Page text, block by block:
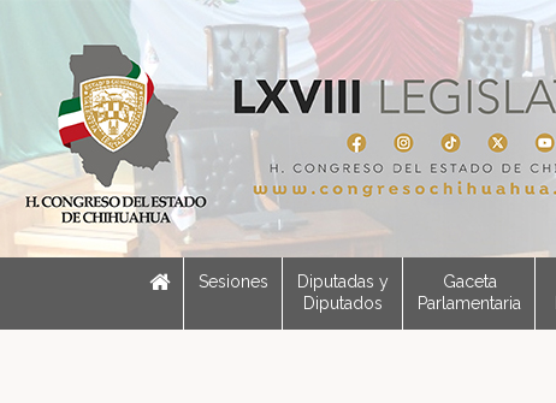
Sesiones
Diputadas y
Diputados
Gaceta
Parlamentaria